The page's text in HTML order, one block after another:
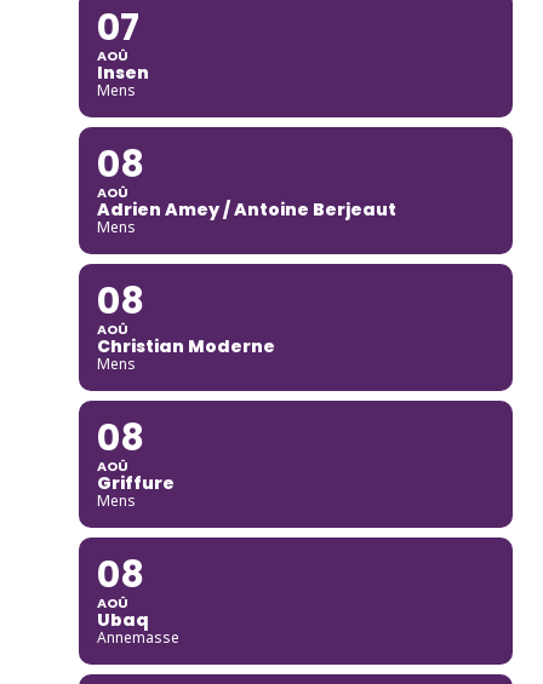
07
AOÛ
Insen
Mens
08
AOÛ
Adrien Amey / Antoine Berjeaut
Mens
08
AOÛ
Christian Moderne
Mens
08
AOÛ
Griffure
Mens
08
AOÛ
Ubaq
Annemasse